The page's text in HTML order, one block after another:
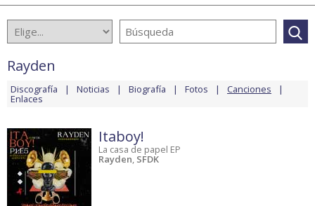
Rayden
Discografía Noticias Biografía Fotos Canciones
Enlaces
Itaboy!
La casa de papel EP
Rayden, SFDK